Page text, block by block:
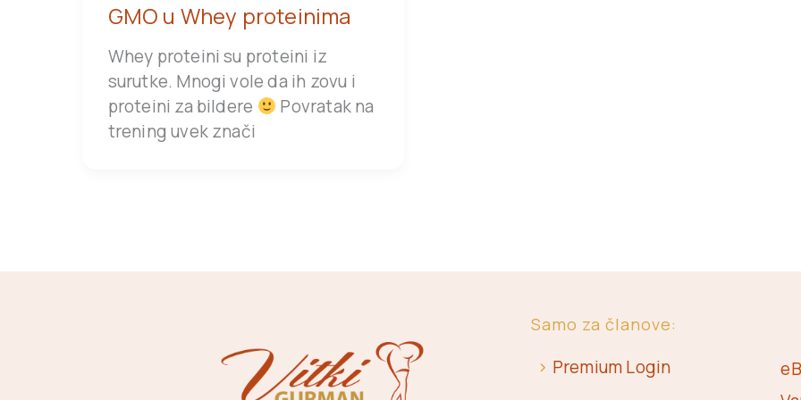
GMO u Whey proteinima
Whey proteini su proteini iz
surutke. Mnogi vole da ih zovu i
proteini za bildere
Povratak na
trening uvek znači
Samo za članove:
> Premium Login